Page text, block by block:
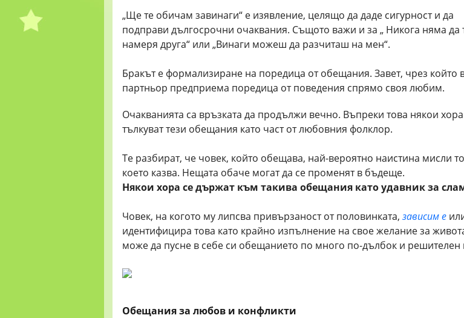
„Ще те обичам завинаги“ е изявление, целящо да даде сигурност и да
подправи дългосрочни очаквания. Същото важи и за „ Никога няма да
намеря друга“ или „Винаги можеш да разчиташ на мен“.
Бракът е формализиране на поредица от обещания. Завет, чрез който
партньор предприема поредица от поведения спрямо своя любим.
Очакванията са връзката да продължи вечно. Въпреки това някои хора
тълкуват тези обещания като част от любовния фолклор.
Те разбират, че човек, който обещава, най-вероятно наистина мисли
което казва. Нещата обаче могат да се променят в бъдеще.
Някои хора се държат към такива обещания като удавник за
Човек, на когото му липсва привързаност от половинката, зависим е
идентифицира това като крайно изпълнение на свое желание за
може да пусне в себе си обещанието по много по-дълбок и решителен
Обещания за любов и конфликти